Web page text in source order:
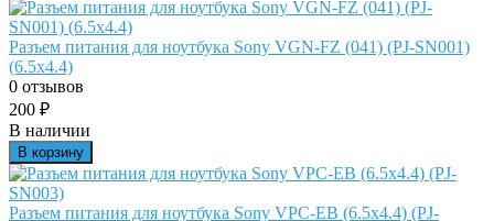
Разъем питания для ноутбука Sony VGN-FZ (041) (PJ-SN001)
(6.5x4.4)
0 отзывов
200 ₽
В наличии
В корзину
Разъем питания для ноутбука Sony VPC-EB (6.5x4.4) (PJ-